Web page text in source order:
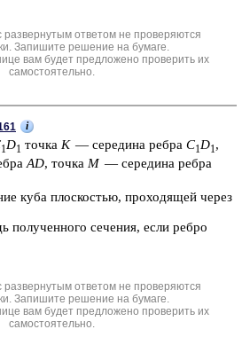
ответом не проверяются
Запишите решение на бумаге.
вам будет предложено проверить их
самостоятельно.
i
1D1 точка K— се­ре­ди­на ребра C1D1,
AD, точка M — се­ре­ди­на ребра
куба плос­ко­стью, про­хо­дя­щей через
по­лу­чен­но­го се­че­ния, если ребро
ответом не проверяются
Запишите решение на бумаге.
вам будет предложено проверить их
самостоятельно.